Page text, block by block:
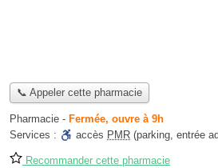
📞 Appeler cette pharmacie
Pharmacie - Fermée, ouvre à 9h
Services :
accès PMR (parking, entrée
Recommander cette pharmacie